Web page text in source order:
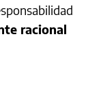
racional